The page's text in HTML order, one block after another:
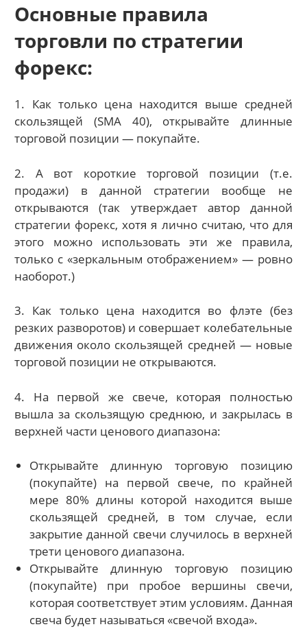
Основные правила
торговли по стратегии
форекс:
1. Как только цена находится выше средней
скользящей (SMA 40), открывайте длинные
торговой позиции — покупайте.
2. А вот короткие торговой позиции (т.е.
продажи) в данной стратегии вообще не
открываются (так утверждает автор данной
стратегии форекс, хотя я лично считаю, что для
этого можно использовать эти же правила,
только с «зеркальным отображением» — ровно
наоборот.)
3. Как только цена находится во флэте (без
резких разворотов) и совершает колебательные
движения около скользящей средней — новые
торговой позиции не открываются.
4. На первой же свече, которая полностью
вышла за скользящую среднюю, и закрылась в
верхней части ценового диапазона:
Открывайте длинную торговую позицию
(покупайте) на первой свече, по крайней
мере 80% длины которой находится выше
скользящей средней, в том случае, если
закрытие данной свечи случилось в верхней
трети ценового диапазона.
Открывайте длинную торговую позицию
(покупайте) при пробое вершины свечи,
которая соответствует этим условиям. Данная
свеча будет называться «свечой входа».